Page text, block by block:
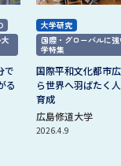
で
る
大学研究
国際・グローバルに
学特集
国際平和文化都市
ら世界へ羽ばたく
育成
広島修道大学
2026.4.9